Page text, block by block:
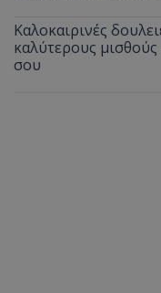
Καλοκαιρινές
καλύτερους
σου